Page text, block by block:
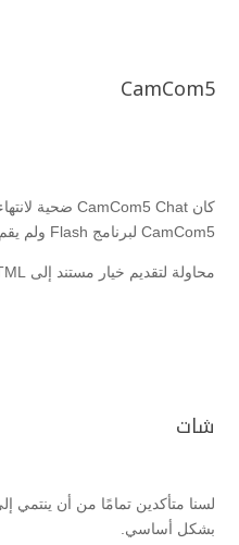
CamCom5
CamCom5 لبرنامج Flash ولم يقم أبدًا بأي
محاولة لتقديم خيار مستند إلى HTML لمستخدميه.
شات
لسنا متأكدين تمامًا من أن ينتمي
بشكل أساسي.